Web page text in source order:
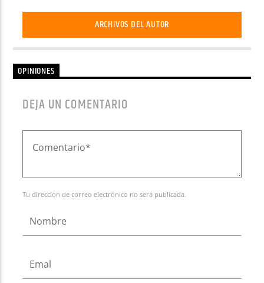
ARCHIVOS DEL AUTOR
OPINIONES
DEJA UN COMENTARIO
Tu dirección de correo electrónico no será publicada.